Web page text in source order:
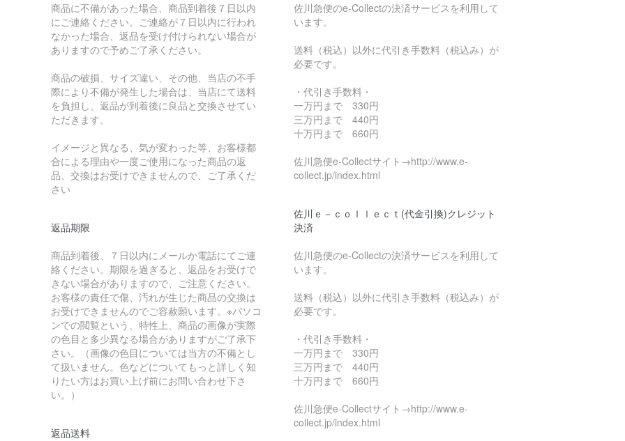
商品に不備があった場合、商品到着後７日以内
にご連絡ください。ご連絡が７日以内に行われ
なかった場合、返品を受け付けられない場合が
ありますので予めご了承ください。
商品の破損、サイズ違い、その他、当店の不手
際により不備が発生した場合は、当店にて送料
を負担し、返品が到着後に良品と交換させてい
ただきます。
イメージと異なる、気が変わった等、お客様都
合による理由や一度ご使用になった商品の返
品、交換はお受けできませんので、ご了承くだ
さい
返品期限
商品到着後、７日以内にメールか電話にてご連
絡ください。期限を過ぎると、返品をお受けで
きない場合がありますので、ご注意ください。
お客様の責任で傷、汚れが生じた商品の交換は
お受けできませんのでご容赦願います。※パソコ
ンでの閲覧という、特性上、商品の画像が実際
の色目と多少異なる場合がありますがご了承下
さい。（画像の色目については当方の不備とし
て扱いません。色などについてもっと詳しく知
りたい方はお買い上げ前にお問い合わせ下さ
い。）
返品送料
佐川急便のe-Collectの決済サービスを利用して
います。
送料（税込）以外に代引き手数料（税込み）が
必要です。
・代引き手数料・
一万円まで 330円
三万円まで 440円
十万円まで 660円
佐川急便e-Collectサイト→http://www.e-
collect.jp/index.html
佐川ｅ－ｃｏｌｌｅｃｔ(代金引換)クレジット
決済
佐川急便のe-Collectの決済サービスを利用して
います。
送料（税込）以外に代引き手数料（税込み）が
必要です。
・代引き手数料・
一万円まで 330円
三万円まで 440円
十万円まで 660円
佐川急便e-Collectサイト→http://www.e-
collect.jp/index.html